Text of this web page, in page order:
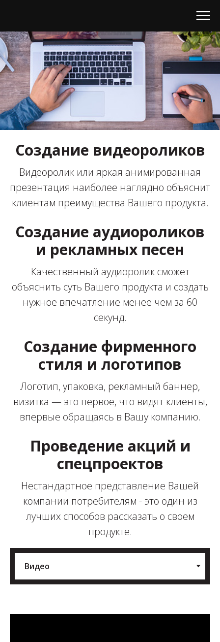
Создание видеороликов
Видеоролик или яркая анимированная
презентация наиболее наглядно объяснит
клиентам преимущества Вашего продукта.
Создание аудиороликов
и рекламных песен
Качественный аудиоролик сможет
объяснить суть Вашего продукта и создать
нужное впечатление менее чем за 60
секунд.
Создание фирменного
стиля и логотипов
Логотип, упаковка, рекламный баннер,
визитка — это первое, что видят клиенты,
впервые обращаясь в Вашу компанию.
Проведение акций и
спецпроектов
Нестандартное представление Вашей
компании потребителям - это один из
лучших способов рассказать о своем
продукте.